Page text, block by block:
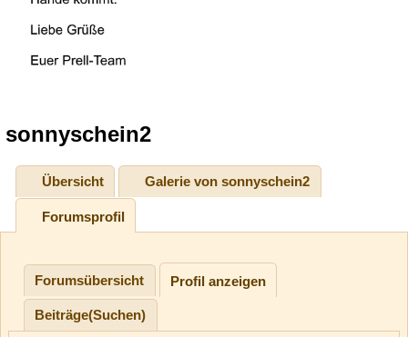
sonnyschein2
Übersicht Galerie von sonnyschein2
Forumsprofil
Forumsübersicht Profil anzeigen
Beiträge(Suchen)